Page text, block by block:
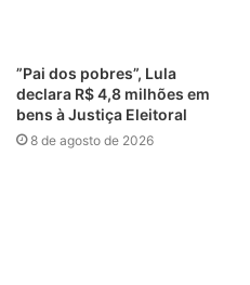
”Pai dos pobres”, Lula
declara R$ 4,8 milhões em
bens à Justiça Eleitoral
8 de agosto de 2026